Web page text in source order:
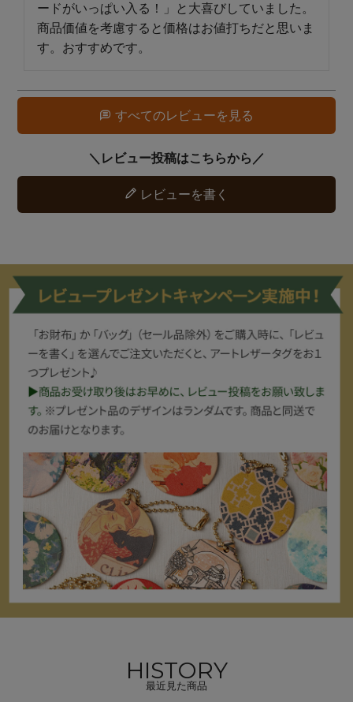
ードがいっぱい入る！」と大喜びしていました。
商品価値を考慮すると価格はお値打ちだと思いま
す。おすすめです。
すべてのレビューを見る
レビューを書く
HISTORY
最近見た商品